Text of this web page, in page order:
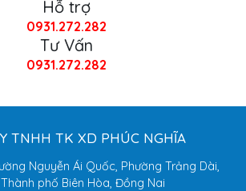
Hỗ trợ
0931.272.282
Tư Vấn
0931.272.282
TNHH TK XD PHÚC NGHĨA
Nguyễn Ái Quốc, Phường Trảng Dài,
Thành phố Biên Hòa, Đồng Nai